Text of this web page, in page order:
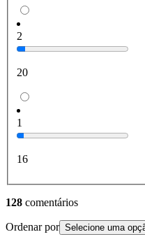
2
20
1
16
128 comentários
Ordenar por Selecione uma